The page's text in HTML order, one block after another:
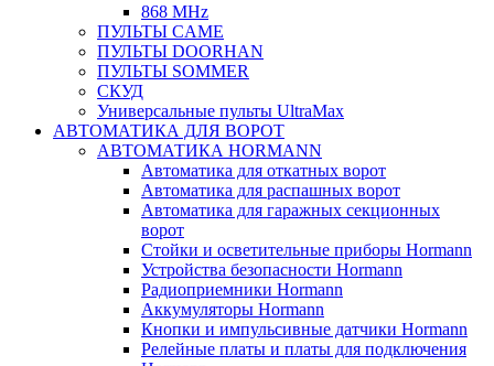
868 MHz
ПУЛЬТЫ CAME
ПУЛЬТЫ DOORHAN
ПУЛЬТЫ SOMMER
СКУД
Универсальные пульты UltraMax
АВТОМАТИКА ДЛЯ ВОРОТ
АВТОМАТИКА HORMANN
Автоматика для откатных ворот
Автоматика для распашных ворот
Автоматика для гаражных секционных
ворот
Стойки и осветительные приборы Hormann
Устройства безопасности Hormann
Радиоприемники Hormann
Аккумуляторы Hormann
Кнопки и импульсивные датчики Hormann
Релейные платы и платы для подключения